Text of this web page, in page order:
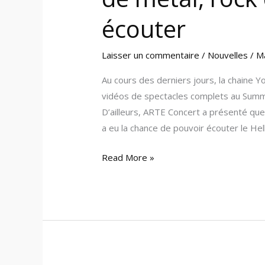
écouter
Laisser un commentaire / Nouvelles /
Au cours des derniers jours, la chaine
vidéos de spectacles complets au
D’ailleurs, ARTE Concert a présenté
a eu la chance de pouvoir écouter le
Read More »